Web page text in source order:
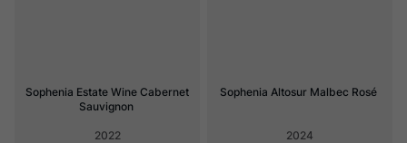
Sophenia Estate Wine Cabernet
Sauvignon
2022
Sophenia Altosur Malbec Rosé
2024